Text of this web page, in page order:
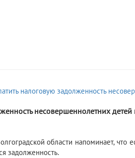
несовершеннолетних детей
области напоминает, что
задолженность.